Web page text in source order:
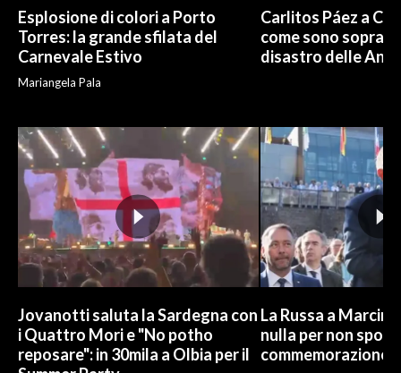
Esplosione di colori a Porto
Torres: la grande sfilata del
Carnevale Estivo
Mariangela Pala
Carlitos Páez a
come sono
disastro delle
Jovanotti saluta la Sardegna con
i Quattro Mori e "No potho
reposare": in 30mila a Olbia per il
La Russa a
nulla per non
commemorazione